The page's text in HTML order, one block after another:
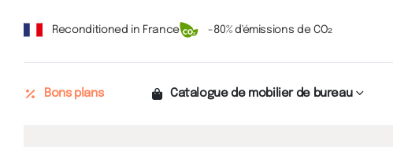
Reconditioned in France -80% d'émissions de CO₂
Bons plans Catalogue de mobilier de bureau